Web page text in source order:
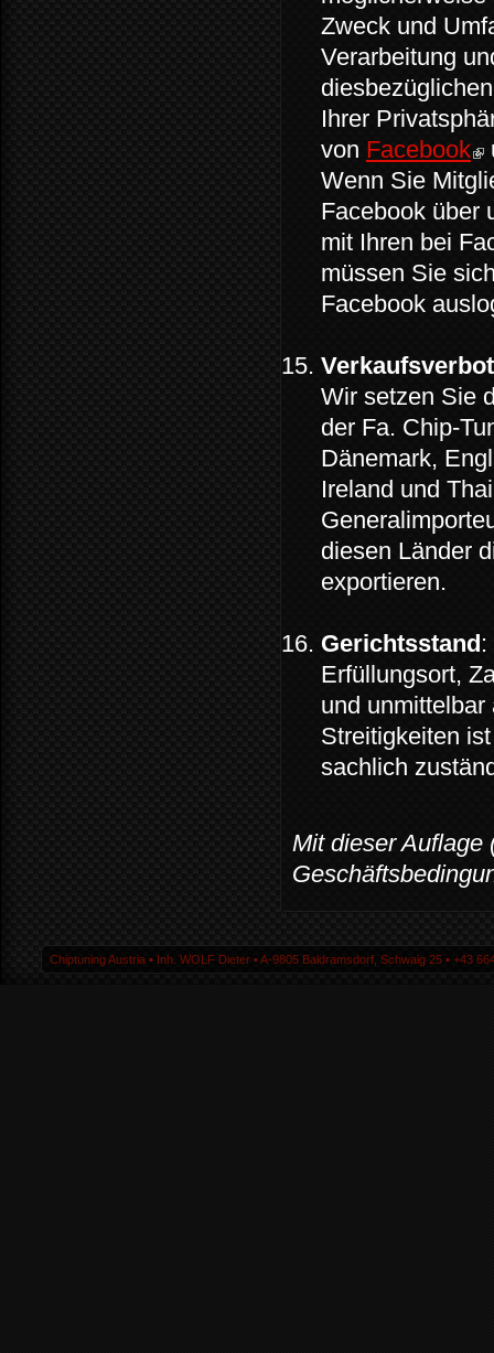
Zweck und
Verarbeitung
Ihrer
von Facebook
Wenn Sie
Facebook über
mit Ihren bei
müssen Sie
Facebook
Wir setzen Sie
der Fa. Chip-
Dänemark,
Ireland und
diesen Länder
exportieren.
Gerichtsstand:
Erfüllungsort,
und
Streitigkeiten
sachlich
Mit dieser Auflage
Chiptuning Austria ▪ Inh. WOLF Dieter ▪ A-9805 Baldramsdorf, Schwaig 25 ▪ +43